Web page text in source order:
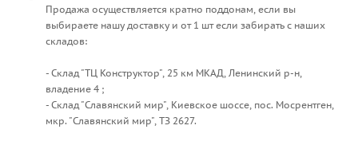
Продажа осуществляется кратно поддонам, если вы
выбираете нашу доставку и от 1 шт если забирать с наших
складов:
- Склад "ТЦ Конструктор", 25 км МКАД, Ленинский р-н,
владение 4 ;
- Склад "Славянский мир", Киевское шоссе, пос. Мосрентген,
мкр. "Славянский мир", ТЗ 2627.